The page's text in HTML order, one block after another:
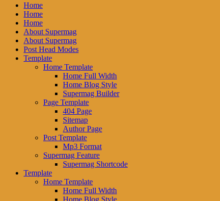
Home
Home
Home
About Supermag
About Supermag
Post Head Modes
Template
Home Template
Home Full Width
Home Blog Style
Supermag Builder
Page Template
404 Page
Sitemap
Author Page
Post Template
Mp3 Format
Supermag Feature
Supermag Shortcode
Template
Home Template
Home Full Width
Home Blog Style